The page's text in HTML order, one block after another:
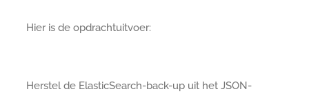
Hier is de opdrachtuitvoer:
Herstel de ElasticSearch-back-up uit het JSON-